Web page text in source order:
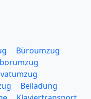
Büroumzug
Beiladung